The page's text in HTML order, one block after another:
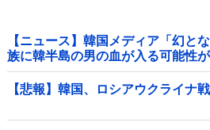
【ニュース】韓国メディア「幻と
族に韓半島の男の血が入る可能性が
【悲報】韓国、ロシアウクライナ